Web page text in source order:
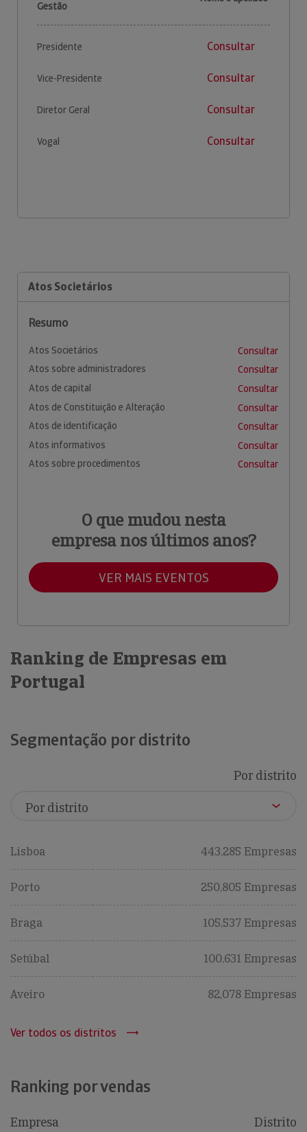
Gestão
Presidente Consultar
Vice-Presidente Consultar
Diretor Geral Consultar
Vogal Consultar
Atos Societários
Resumo
Atos Societários
Consultar
Atos sobre administradores
Consultar
Atos de capital
Consultar
Atos de Constituição e Alteração
Consultar
Atos de identificação
Consultar
Atos informativos
Consultar
Atos sobre procedimentos
Consultar
O que mudou nesta
empresa nos últimos anos?
VER MAIS EVENTOS
Ranking de Empresas em
Portugal
Segmentação por distrito
Por distrito
Lisboa 443,285 Empresas
Porto 250,805 Empresas
Braga 105,537 Empresas
Setúbal 100,631 Empresas
Aveiro 82,078 Empresas
Ver todos os distritos
Ranking por vendas
Empresa Distrito